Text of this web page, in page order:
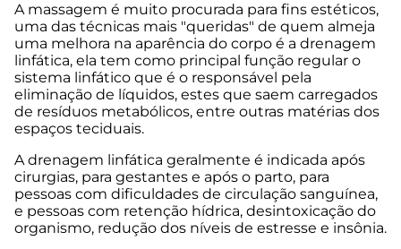
A massagem é muito procurada para fins estéticos,
uma das técnicas mais "queridas" de quem almeja
uma melhora na aparência do corpo é a drenagem
linfática, ela tem como principal função regular o
sistema linfático que é o responsável pela
eliminação de líquidos, estes que saem carregados
de resíduos metabólicos, entre outras matérias dos
espaços teciduais.
A drenagem linfática geralmente é indicada após
cirurgias, para gestantes e após o parto, para
pessoas com dificuldades de circulação sanguínea,
e pessoas com retenção hídrica, desintoxicação do
organismo, redução dos níveis de estresse e insônia.